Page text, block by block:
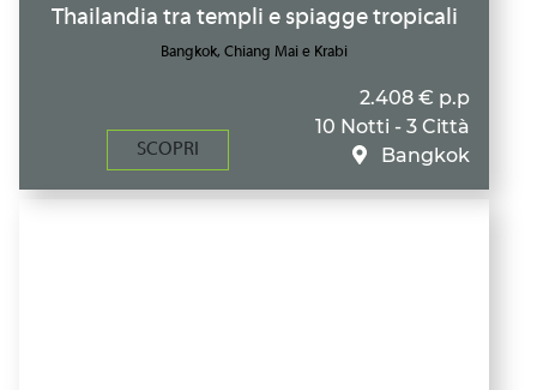
Thailandia tra templi e spiagge tropicali
Bangkok, Chiang Mai e Krabi
SCOPRI
2.408 € p.p
10 Notti - 3 Città
Bangkok